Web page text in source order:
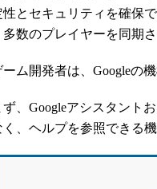
性とセキュリティを確保
多数のプレイヤーを同期
ム開発者は、Googleの
、Googleアシスタント
く、ヘルプを参照できる